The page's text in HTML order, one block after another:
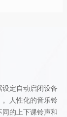
定自动启闭设备
。人性化的音乐铃
同的上下课铃声和